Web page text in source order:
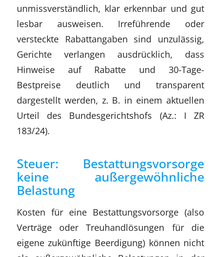
unmissverständlich, klar erkennbar und gut
lesbar ausweisen. Irreführende oder
versteckte Rabattangaben sind unzulässig,
Gerichte verlangen ausdrücklich, dass
Hinweise auf Rabatte und 30-Tage-
Bestpreise deutlich und transparent
dargestellt werden, z. B. in einem aktuellen
Urteil des Bundesgerichtshofs (Az.: I ZR
183/24).
Steuer: Bestattungsvorsorge
keine außergewöhnliche
Belastung
Kosten für eine Bestattungsvorsorge (also
Verträge oder Treuhandlösungen für die
eigene zukünftige Beerdigung) können nicht